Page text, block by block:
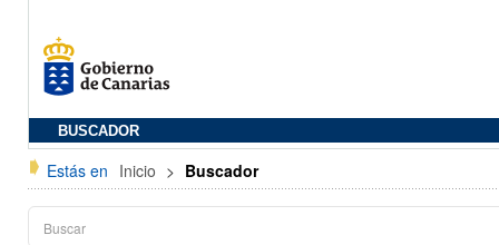
BUSCADOR
Estás en Inicio > Buscador